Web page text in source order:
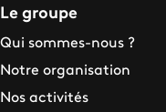
Le groupe
Qui sommes-nous ?
Notre organisation
Nos activités